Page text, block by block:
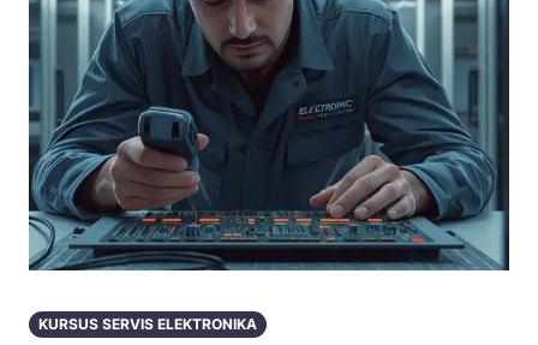
KURSUS SERVIS ELEKTRONIKA